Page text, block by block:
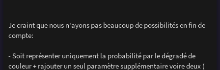
Je craint que nous n'ayons pas beaucoup de possibilités en fin de
compte:
- Soit représenter uniquement la probabilité par le dégradé de
couleur + rajouter un seul paramètre supplémentaire voire deux (